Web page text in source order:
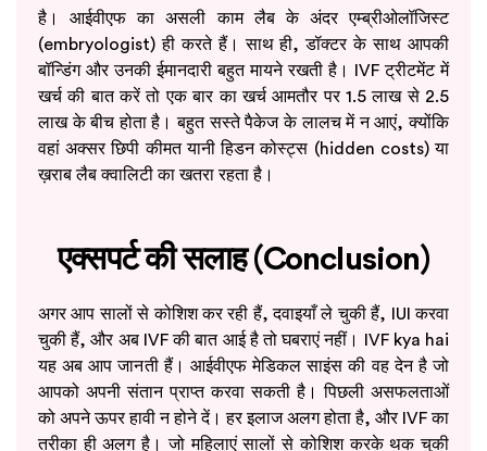
है। आईवीएफ का असली काम लैब के अंदर एम्ब्रीओलॉजिस्ट
(embryologist) ही करते हैं। साथ ही, डॉक्टर के साथ आपकी
बॉन्डिंग और उनकी ईमानदारी बहुत मायने रखती है। IVF ट्रीटमेंट में
खर्च की बात करें तो एक बार का खर्च आमतौर पर 1.5 लाख से 2.5
लाख के बीच होता है। बहुत सस्ते पैकेज के लालच में न आएं, क्योंकि
वहां अक्सर छिपी कीमत यानी हिडन कोस्ट्स (hidden costs) या
ख़राब लैब क्वालिटी का खतरा रहता है।
एक्सपर्ट की सलाह (Conclusion)
अगर आप सालों से कोशिश कर रही हैं, दवाइयाँ ले चुकी हैं, IUI करवा
चुकी हैं, और अब IVF की बात आई है तो घबराएं नहीं। IVF kya hai
यह अब आप जानती हैं। आईवीएफ मेडिकल साइंस की वह देन है जो
आपको अपनी संतान प्राप्त करवा सकती है। पिछली असफलताओं
को अपने ऊपर हावी न होने दें। हर इलाज अलग होता है, और IVF का
तरीका ही अलग है। जो महिलाएं सालों से कोशिश करके थक चुकी